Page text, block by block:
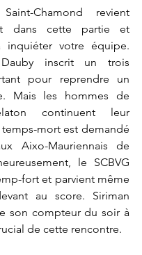
Chamond revient
dans cette partie et
inquiéter votre équipe.
Dauby inscrit un trois
pour reprendre un
Mais les hommes de
continuent leur
mort est demandé
Aixo-Mauriennais de
le SCBVG
fort et parvient même
au score. Siriman
son compteur du soir à
de cette rencontre.